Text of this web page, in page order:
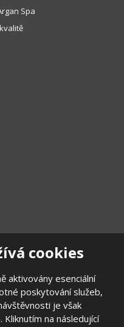
cookies
aktivovány esenciální
poskytování služeb,
je však
na následující
Spa